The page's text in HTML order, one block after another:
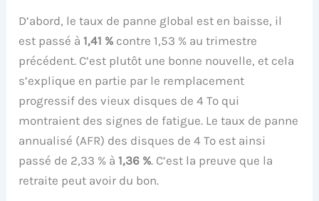
D’abord, le taux de panne global est en baisse, il
est passé à1,41 % contre 1,53 % au trimestre
précédent. C’est plutôt une bonne nouvelle, et cela
s’explique en partie par le remplacement
progressif des vieux disques de 4 To qui
montraient des signes de fatigue. Le taux de panne
annualisé (AFR) des disques de 4 To est ainsi
passé de 2,33 % à1,36 %. C’est la preuve que la
retraite peut avoir du bon.